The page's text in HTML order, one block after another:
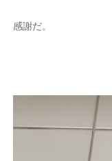
感謝だ。